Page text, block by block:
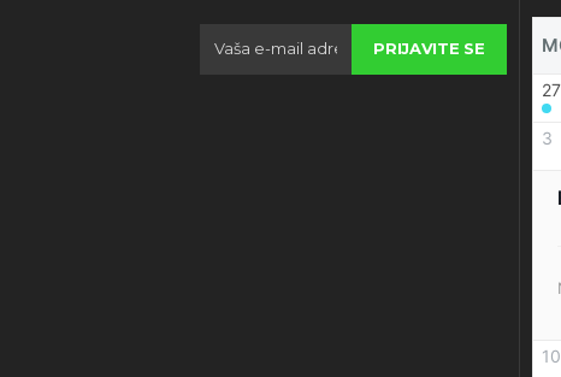
PRIJAVITE SE
27
3
10